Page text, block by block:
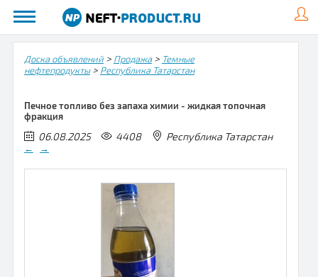
Доска объявлений> Продажа> Темные
нефтепродукты> Республика Татарстан
Печное топливо без запаха химии - жидкая топочная
фракция
06.08.2025 4408 Республика Татарстан
← →